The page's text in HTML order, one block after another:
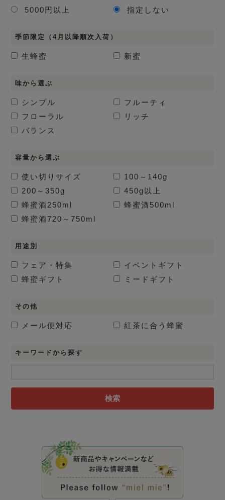
5000円以上 指定しない
季節限定（4月以降順次入荷）
生蜂蜜 新蜜
味から選ぶ
シンプル
フルーティ
フローラル
リッチ
バランス
容量から選ぶ
使い切りサイズ
100～140g
200～350g
450g以上
蜂蜜酒 250ml 蜂蜜酒 500ml
蜂蜜酒720～750ml
用途別
フェア・特集
イベントギフト
蜂蜜ギフト
ミードギフト
その他
メール便対応 紅茶に合う蜂蜜
キーワードから探す
検索